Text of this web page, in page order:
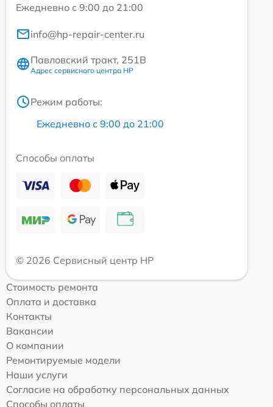
Ежедневно с 9:00 до 21:00
info@hp-repair-center.ru
Павловский тракт, 251В
Адрес сервисного центра HP
Режим работы:
Ежедневно с 9:00 до 21:00
Способы оплаты
© 2026 Сервисный центр HP
Стоимость ремонта
Оплата и доставка
Контакты
Вакансии
О компании
Ремонтируемые модели
Наши услуги
Согласие на обработку персональных данных
Способы оплаты